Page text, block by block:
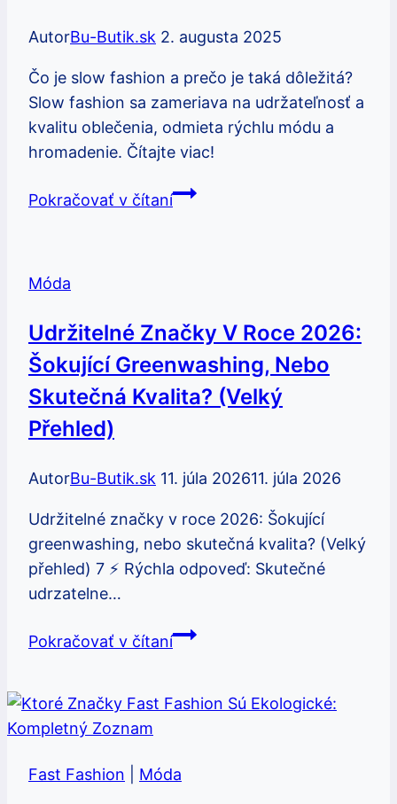
AutorBu-Butik.sk 2. augusta 2025
Čo je slow fashion a prečo je taká dôležitá?
Slow fashion sa zameriava na udržateľnosť a
kvalitu oblečenia, odmieta rýchlu módu a
hromadenie. Čítajte viac!
Pokračovať v čítaníSlow
fashion
a
prečo
Móda
Udržitelné Značky V Roce 2026:
Šokující Greenwashing, Nebo
Skutečná Kvalita? (Velký
Přehled)
AutorBu-Butik.sk 11. júla 202611. júla 2026
Udržitelné značky v roce 2026: Šokující
greenwashing, nebo skutečná kvalita? (Velký
přehled) 7 ⚡ Rýchla odpoveď: Skutečné
udrzatelne…
Pokračovať v čítaníUdržitelné
roce
greenwashing,
Fast Fashion Móda